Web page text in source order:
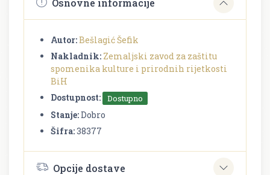
Osnovne informacije
Autor:Bešlagić Šefik
Nakladnik: Zemaljski zavod za zaštitu
spomenika kulture i prirodnih rijetkosti
BiH
Dostupnost:
Dostupno
Stanje:Dobro
Šifra:38377
Opcije dostave